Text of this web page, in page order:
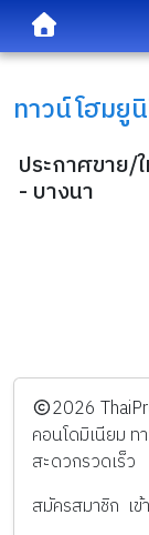
ทาวน์โฮมยู
ประกาศขาย/
- บางนา
️2026
คอนโดมิเนียม ท
สะดวกรวดเร็ว
สมัครสมาชิก เ